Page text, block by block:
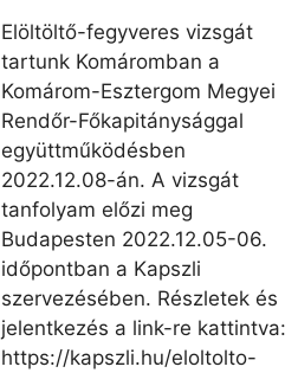
Elöltöltő-fegyveres vizsgát
tartunk Komáromban a
Komárom-Esztergom Megyei
Rendőr-Főkapitánysággal
együttműködésben
2022.12.08-án. A vizsgát
tanfolyam előzi meg
Budapesten 2022.12.05-06.
időpontban a Kapszli
szervezésében. Részletek és
jelentkezés a link-re kattintva:
https://kapszli.hu/eloltolto-